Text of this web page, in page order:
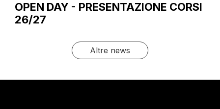
OPEN DAY - PRESENTAZIONE CORSI
26/27
Altre news